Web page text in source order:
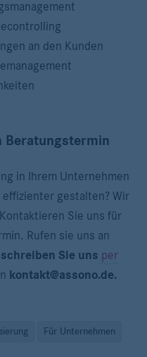
an den Kunden
Beratungstermin
in Ihrem Unternehmen
gestalten? Wir
Sie uns für
Rufen sie uns an
Sie uns per
kontakt@assono.de.
Für Unternehmen